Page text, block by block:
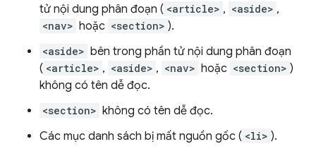
tử nội dung phân đoạn ( <article> , <aside> ,
<nav> hoặc <section> ).
<aside> bên trong phần tử nội dung phân đoạn
( <article> , <aside> , <nav> hoặc <section> )
không có tên dễ đọc.
<section> không có tên dễ đọc.
Các mục danh sách bị mất nguồn gốc ( <li> ).